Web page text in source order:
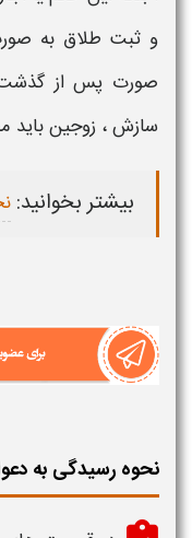
و ثبت طلاق به
صورت پس از گذشت
سازش ، زوجین باید
بیشتر بخوانید:
نحوه رسیدگی به